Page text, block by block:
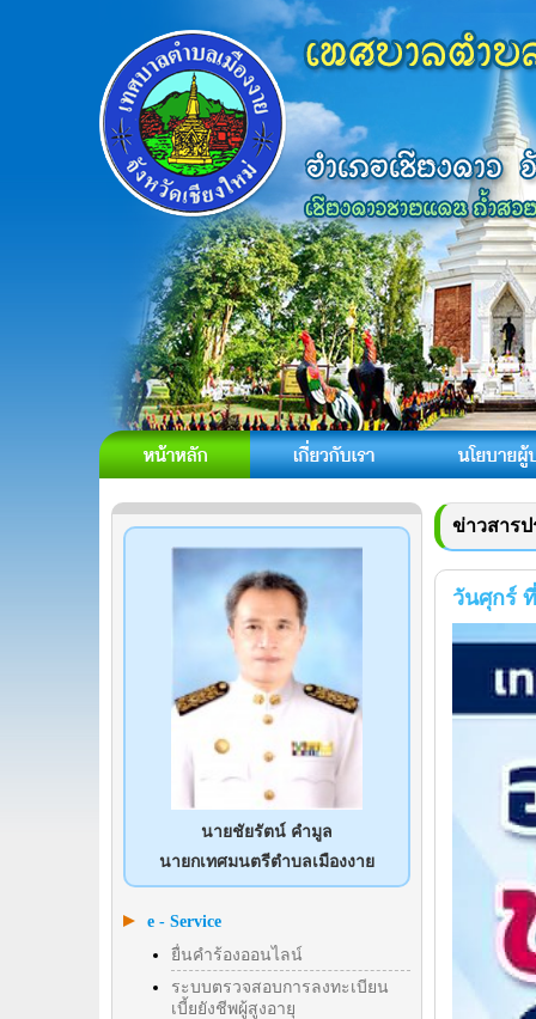
นายชัยรัตน์ คำมูล
นายกเทศมนตรีตำบลเมืองงาย
e - Service
ยื่นคำร้องออนไลน์
ระบบตรวจสอบการลงทะเบียน
เบี้ยยังชีพผู้สูงอายุ
ข่าวสาร
วันศุกร์